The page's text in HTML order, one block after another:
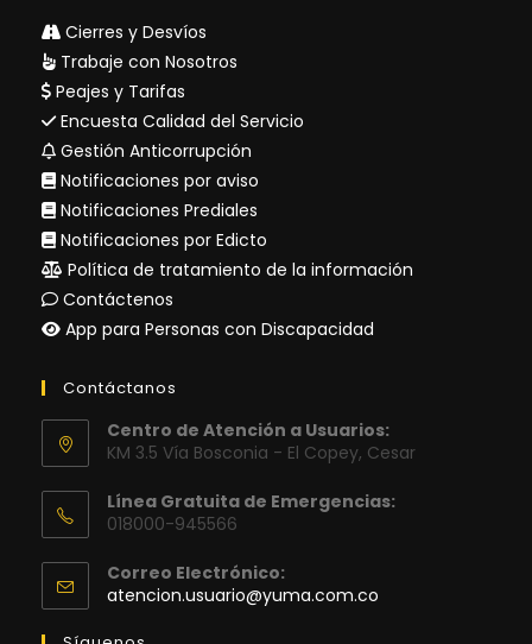
Cierres y Desvíos
Trabaje con Nosotros
Peajes y Tarifas
Encuesta Calidad del Servicio
Gestión Anticorrupción
Notificaciones por aviso
Notificaciones Prediales
Notificaciones por Edicto
Política de tratamiento de la información
Contáctenos
App para Personas con Discapacidad
Contáctanos
Centro de Atención a Usuarios:
KM 3.5 Vía Bosconia - El Copey, Cesar
Línea Gratuita de Emergencias:
018000-945566
Correo Electrónico:
atencion.usuario@yuma.com.co